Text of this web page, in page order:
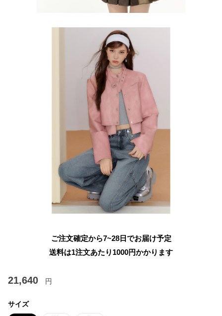
ご注文確定から7~28日でお届け予定
送料は1注文あたり 1000円かかります
21,640 円
サイズ